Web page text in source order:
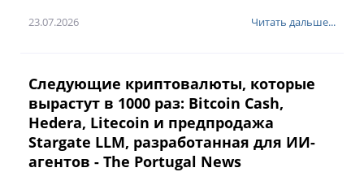
23.07.2026 Читать дальше...
Следующие криптовалюты, которые
вырастут в 1000 раз: Bitcoin Cash,
Hedera, Litecoin и предпродажа
Stargate LLM, разработанная для ИИ-
агентов - The Portugal News